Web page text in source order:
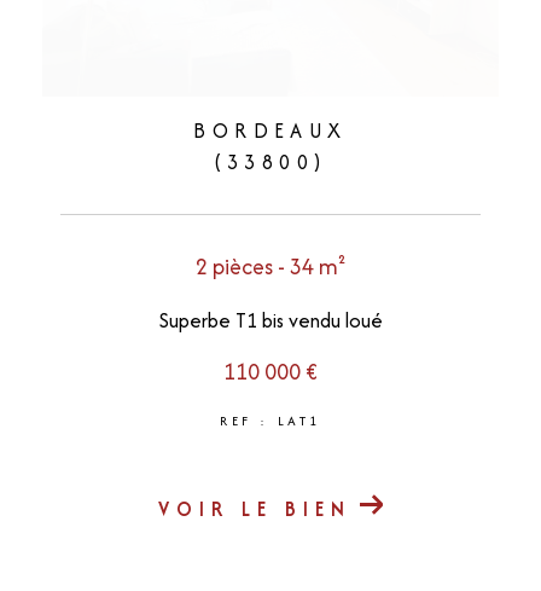
BORDEAUX
(33800)
2 pièces - 34 m²
Superbe T1 bis vendu loué
110 000 €
REF : LAT1
VOIR LE BIEN